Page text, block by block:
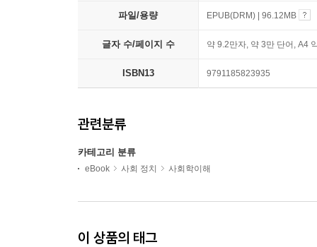
파일/용량 EPUB(DRM) | 96.12MB
글자 수/페이지 수 약 9.2만자, 약 3만 단어, A4
ISBN13 9791185823935
관련분류
카테고리 분류
eBook 사회 정치 사회학이해
이 상품의 태그